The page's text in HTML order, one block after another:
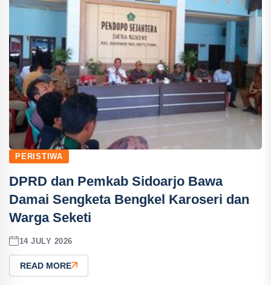
PERISTIWA
DPRD dan Pemkab Sidoarjo Bawa
Damai Sengketa Bengkel Karoseri dan
Warga Seketi
14 JULY 2026
READ MORE